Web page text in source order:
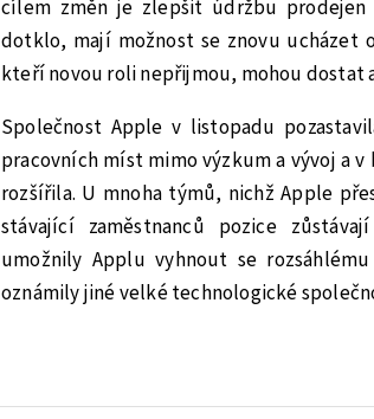
cílem změn je zlepšit údržbu
dotklo, mají možnost se znovu ucházet
kteří novou roli nepřijmou, mohou dostat
Společnost Apple v listopadu
pracovních míst mimo výzkum a vývoj a
rozšířila. U mnoha týmů, nichž Apple
stávající zaměstnanců pozice
umožnily Applu vyhnout se
oznámily jiné velké technologické